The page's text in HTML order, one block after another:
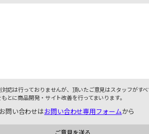
対応は行っておりませんが、頂いたご意見はスタッフがす
とに商品開発・サイト改善を行ってまいります。
問い合わせはお問い合わせ専用フォームから